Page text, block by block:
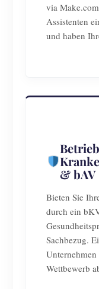
via
Assistenten
und haben
& bAV
Bieten Sie
durch ein
Sachbezug.
Wettbewerb